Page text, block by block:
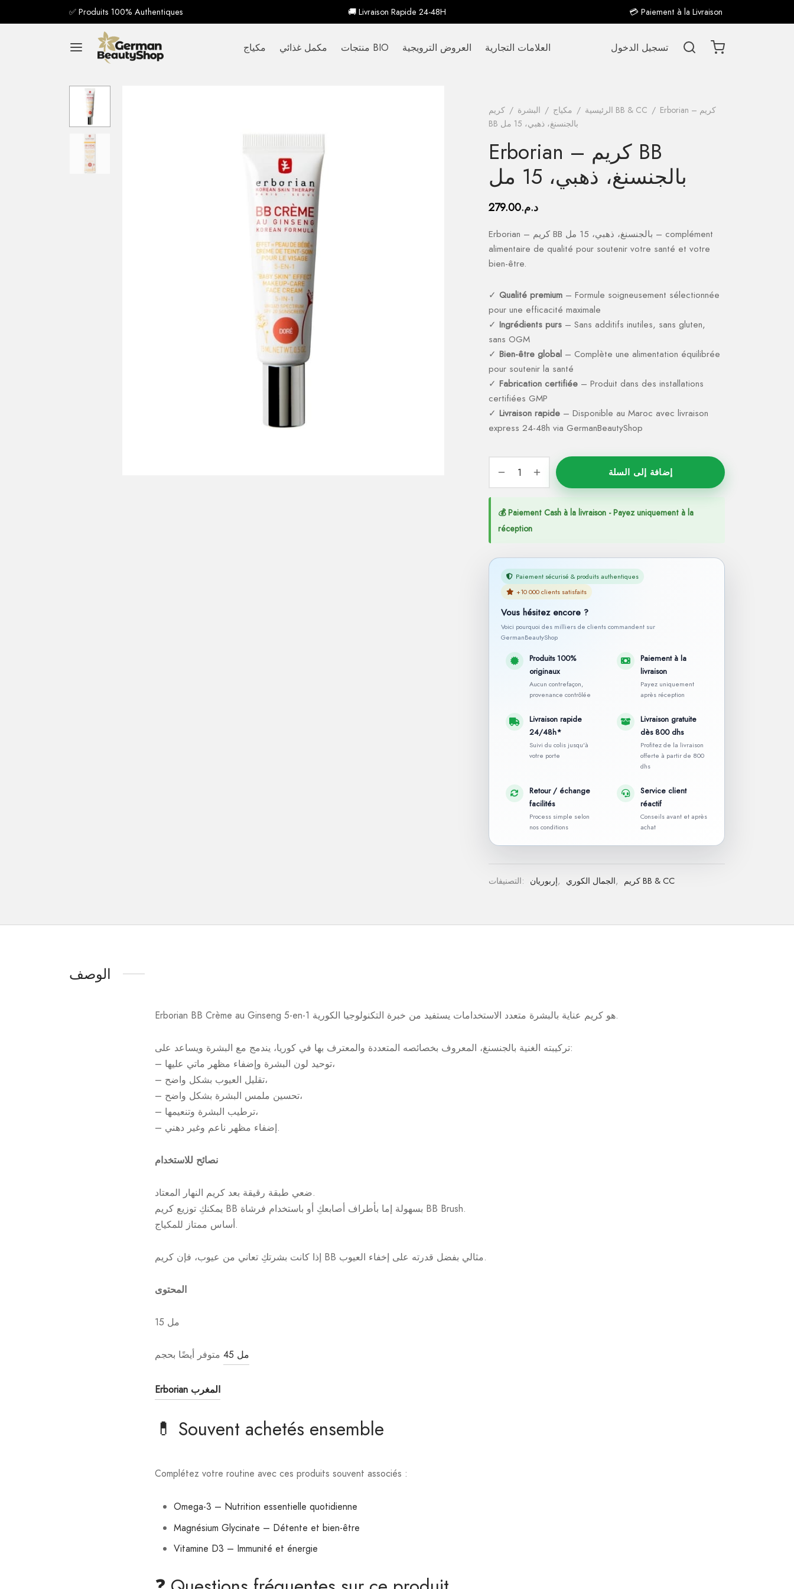
✅ Produits 100% Authentiques 🚚 Livraison Rapide 24-48H 💳 Paiement à la Livraison
مكياج مكمل غذائي منتجات BIO العروض الترويجية العلامات التجارية تسجيل الدخول
الرئيسية / مكياج / البشرة / كريم BB & CC / Erborian – كريم
BB بالجنسنغ، ذهبي، 15 مل
Erborian – كريم BB
بالجنسنغ، ذهبي، 15 مل
د.م.279.00
Erborian – كريم BB بالجنسنغ، ذهبي، 15 مل – complément
alimentaire de qualité pour soutenir votre santé et votre
bien-être.
✓ Qualité premium – Formule soigneusement sélectionnée
pour une efficacité maximale
✓ Ingrédients purs – Sans additifs inutiles, sans gluten,
sans OGM
✓ Bien-être global – Complète une alimentation équilibrée
pour soutenir la santé
✓ Fabrication certifiée – Produit dans des installations
certifiées GMP
✓ Livraison rapide – Disponible au Maroc avec livraison
express 24-48h via GermanBeautyShop
إضافة إلى السلة
💰 Paiement Cash à la livraison - Payez uniquement à la
réception
Paiement sécurisé & produits authentiques
+10 000 clients satisfaits
Vous hésitez encore ?
Voici pourquoi des milliers de clients commandent sur
GermanBeautyShop
Produits 100%
originaux
Aucun contrefaçon,
provenance contrôlée
Paiement à la
livraison
Payez uniquement
après réception
Livraison rapide
24/48h*
Suivi du colis jusqu'à
votre porte
Livraison gratuite
dès 800 dhs
Profitez de la livraison
offerte à partir de 800
dhs
Retour / échange
facilités
Process simple selon
nos conditions
Service client
réactif
Conseils avant et après
achat
التصنيفات: إربوريان, الجمال الكوري, كريم BB & CC
الوصف
Erborian BB Crème au Ginseng 5-en-1 هو كريم عناية بالبشرة متعدد الاستخدامات يستفيد من خبرة التكنولوجيا الكورية.
تركيبته الغنية بالجنسنغ، المعروف بخصائصه المتعددة والمعترف بها في كوريا، يندمج مع البشرة ويساعد على:
– توحيد لون البشرة وإضفاء مظهر ماتي عليها،
– تقليل العيوب بشكل واضح،
– تحسين ملمس البشرة بشكل واضح،
– ترطيب البشرة وتنعيمها،
– إضفاء مظهر ناعم وغير دهني.
نصائح للاستخدام
ضعي طبقة رقيقة بعد كريم النهار المعتاد.
يمكنكِ توزيع كريم BB بسهولة إما بأطراف أصابعكِ أو باستخدام فرشاة BB Brush.
أساس ممتاز للمكياج.
إذا كانت بشرتكِ تعاني من عيوب، فإن كريم BB مثالي بفضل قدرته على إخفاء العيوب.
المحتوى
15 مل
45 مل
Erborian المغرب
💊 Souvent achetés ensemble
Complétez votre routine avec ces produits souvent associés :
Omega-3 – Nutrition essentielle quotidienne
Magnésium Glycinate – Détente et bien-être
Vitamine D3 – Immunité et énergie